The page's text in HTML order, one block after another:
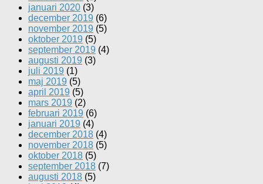
januari 2020 (3)
december 2019 (6)
november 2019 (5)
oktober 2019 (5)
september 2019 (4)
augusti 2019 (3)
juli 2019 (1)
maj 2019 (5)
april 2019 (5)
mars 2019 (2)
februari 2019 (6)
januari 2019 (4)
december 2018 (4)
november 2018 (5)
oktober 2018 (5)
september 2018 (7)
augusti 2018 (5)